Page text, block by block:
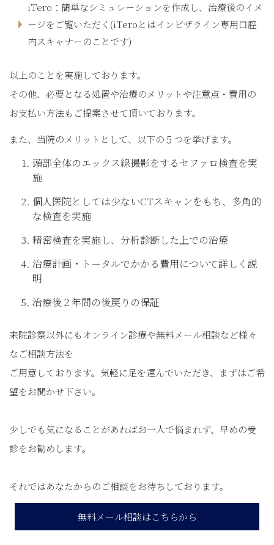
iTero：簡単なシミュレーションを作成し、治療後のイメ
ージをご覧いただく(iTeroとはインビザライン専用口腔
内スキャナーのことです)
以上のことを実施しております。
その他、必要となる処置や治療のメリットや注意点・費用の
お支払い方法もご提案させて頂いております。
また、当院のメリットとして、以下の５つを挙げます。
頭部全体のエックス線撮影をするセファロ検査を実
施
個人医院としては少ないCTスキャンをもち、多角的
な検査を実施
精密検査を実施し、分析診断した上での治療
治療計画・トータルでかかる費用について詳しく説
明
治療後２年間の後戻りの保証
来院診察以外にもオンライン診療や無料メール相談など様々
なご相談方法を
ご用意しております。気軽に足を運んでいただき、まずはご希
望をお聞かせ下さい。
少しでも気になることがあればお一人で悩まれず、早めの受
診をお勧めします。
それではあなたからのご相談をお待ちしております。
無料メール相談はこちらから